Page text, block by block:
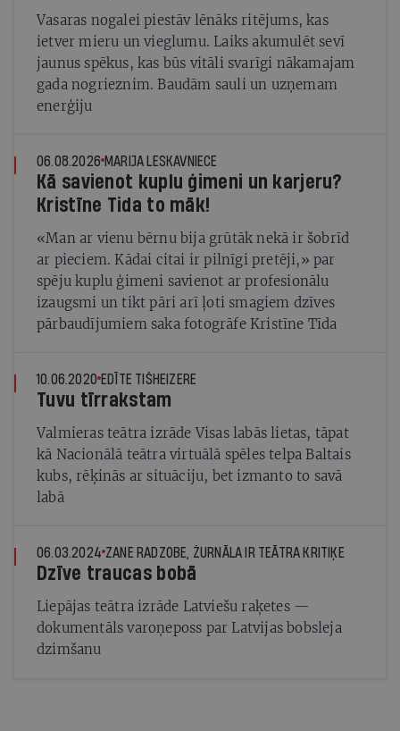
Vasaras nogalei piestāv lēnāks ritējums, kas
ietver mieru un vieglumu. Laiks akumulēt sevī
jaunus spēkus, kas būs vitāli svarīgi nākamajam
gada nogrieznim. Baudām sauli un uzņemam
enerģiju
06.08.2026 MARIJA LESKAVNIECE
Kā savienot kuplu ģimeni un karjeru?
Kristīne Tida to māk!
«Man ar vienu bērnu bija grūtāk nekā ir šobrīd
ar pieciem. Kādai citai ir pilnīgi pretēji,» par
spēju kuplu ģimeni savienot ar profesionālu
izaugsmi un tikt pāri arī ļoti smagiem dzīves
pārbaudījumiem saka fotogrāfe Kristīne Tīda
10.06.2020 EDĪTE TIŠHEIZERE
Tuvu tīrrakstam
Valmieras teātra izrāde Visas labās lietas, tāpat
kā Nacionālā teātra virtuālā spēles telpa Baltais
kubs, rēķinās ar situāciju, bet izmanto to savā
labā
06.03.2024 ZANE RADZOBE, ŽURNĀLA IR TEĀTRA KRITIĶE
Dzīve traucas bobā
Liepājas teātra izrāde Latviešu raķetes —
dokumentāls varoņeposs par Latvijas bobsleja
dzimšanu